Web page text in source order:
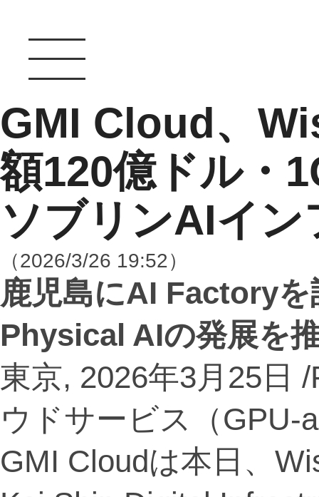
GMI Cloud、
額120億ドル・
ソブリンAIイン
（2026/3/26 19:52）
鹿児島にAI Factory
Physical AIの発展を
東京, 2026年3月25日
ウドサービス（GPU-
GMI Cloudは本日、